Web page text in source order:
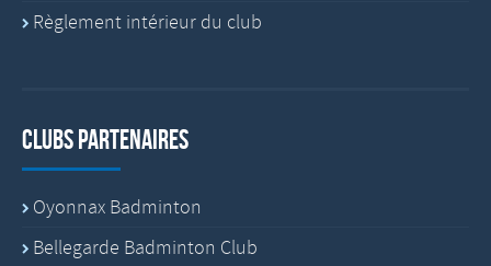
Règlement intérieur du club
Clubs partenaires
Oyonnax Badminton
Bellegarde Badminton Club